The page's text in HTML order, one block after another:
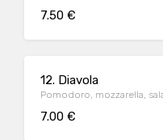
7.50 €
12. Diavola
Pomodoro, mozzarella,
7.00 €